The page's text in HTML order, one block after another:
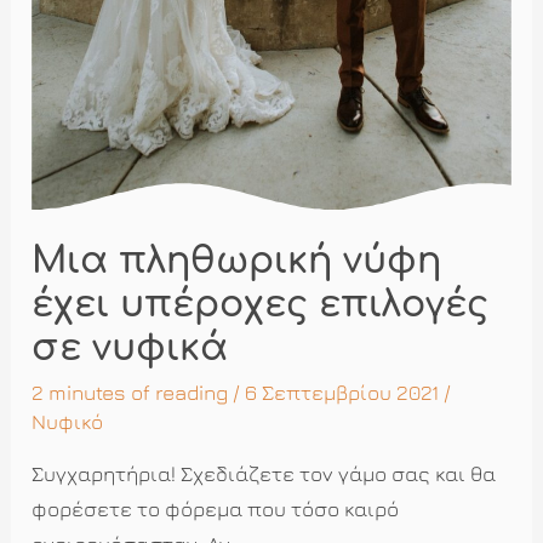
Μια πληθωρική νύφη
έχει υπέροχες επιλογές
σε νυφικά
2 minutes of reading / 6 Σεπτεμβρίου 2021 /
Νυφικό
Συγχαρητήρια! Σχεδιάζετε τον γάμο σας και θα
φορέσετε το φόρεμα που τόσο καιρό